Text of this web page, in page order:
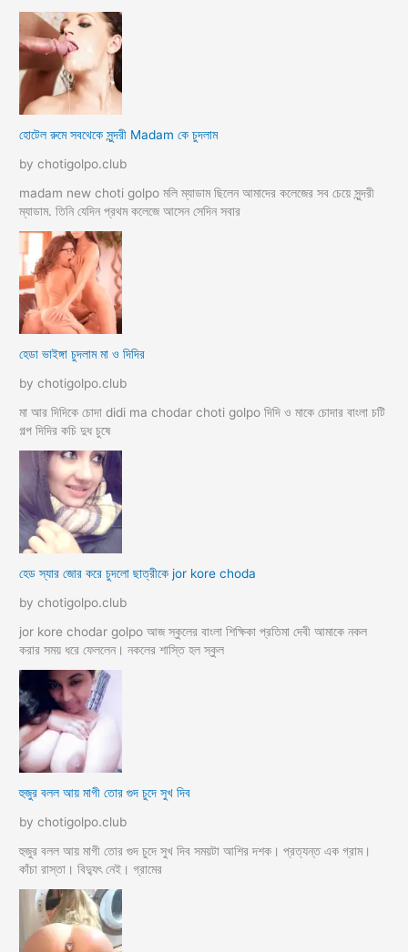
হোটেল রুমে সবথেকে সুন্দরী Madam কে চুদলাম
by chotigolpo.club
madam new choti golpo মলি ম্যাডাম ছিলেন আমাদের কলেজের সব চেয়ে সুন্দরী
ম্যাডাম. তিনি যেদিন প্রথম কলেজে আসেন সেদিন সবার
হেডা ভাইঙ্গা চুদলাম মা ও দিদির
by chotigolpo.club
মা আর দিদিকে চোদা didi ma chodar choti golpo দিদি ও মাকে চোদার বাংলা চটি
গল্প দিদির কচি দুধ চুষে
হেড স্যার জোর করে চুদলো ছাত্রীকে jor kore choda
by chotigolpo.club
jor kore chodar golpo আজ স্কুলের বাংলা শিক্ষিকা প্রতিমা দেবী আমাকে নকল
করার সময় ধরে ফেললেন। নকলের শাস্তি হল স্কুল
হুজুর বলল আয় মাগী তোর গুদ চুদে সুখ দিব
by chotigolpo.club
হুজুর বলল আয় মাগী তোর গুদ চুদে সুখ দিব সময়টা আশির দশক। প্রত্যন্ত এক গ্রাম।
কাঁচা রাস্তা। বিদ্যুৎ নেই। গ্রামের